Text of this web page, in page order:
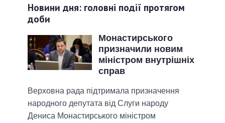
ВСІ ПЕРСОНИ
Новини дня: головні події протягом
доби
Монастирського
призначили новим
міністром внутрішніх
справ
Верховна рада підтримала призначення
народного депутата від Слуги народу
Дениса Монастирського міністром